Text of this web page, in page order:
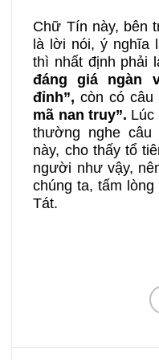
Chữ Tín này, bên
là lời nói, ý nghĩa
thì nhất định phải
đáng giá ngàn
đỉnh”, còn có câu
mã nan truy”. Lúc
thường nghe
này, cho thấy tổ
người như vậy,
chúng ta, tấm
Tát.